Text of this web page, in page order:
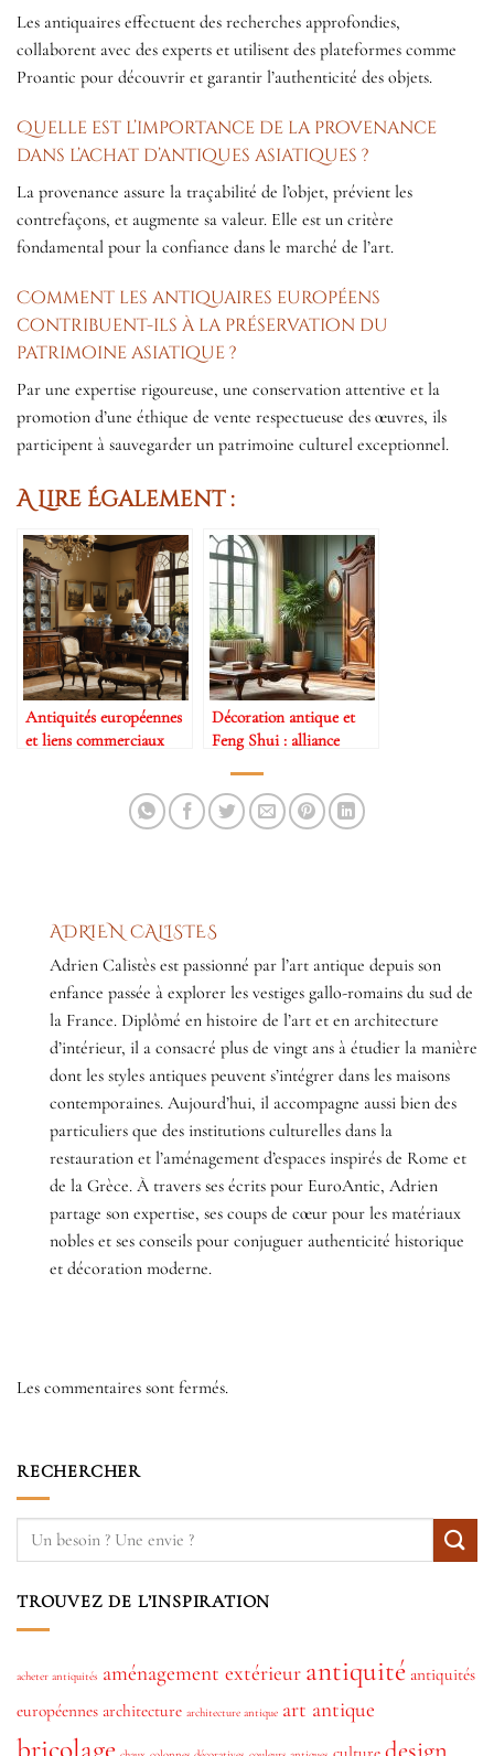
Les antiquaires effectuent des recherches approfondies,
collaborent avec des experts et utilisent des plateformes comme
Proantic pour découvrir et garantir l’authenticité des objets.
Quelle est l’importance de la provenance
dans l’achat d’antiques asiatiques ?
La provenance assure la traçabilité de l’objet, prévient les
contrefaçons, et augmente sa valeur. Elle est un critère
fondamental pour la confiance dans le marché de l’art.
Comment les antiquaires européens
contribuent-ils à la préservation du
patrimoine asiatique ?
Par une expertise rigoureuse, une conservation attentive et la
promotion d’une éthique de vente respectueuse des œuvres, ils
participent à sauvegarder un patrimoine culturel exceptionnel.
A Lire Également :
Antiquités européennes
et liens commerciaux
Décoration antique et
Feng Shui : alliance
ADRIEN CALISTES
Adrien Calistès est passionné par l’art antique depuis son
enfance passée à explorer les vestiges gallo-romains du sud de
la France. Diplômé en histoire de l’art et en architecture
d’intérieur, il a consacré plus de vingt ans à étudier la manière
dont les styles antiques peuvent s’intégrer dans les maisons
contemporaines. Aujourd’hui, il accompagne aussi bien des
particuliers que des institutions culturelles dans la
restauration et l’aménagement d’espaces inspirés de Rome et
de la Grèce. À travers ses écrits pour EuroAntic, Adrien
partage son expertise, ses coups de cœur pour les matériaux
nobles et ses conseils pour conjuguer authenticité historique
et décoration moderne.
Les commentaires sont fermés.
RECHERCHER
TROUVEZ DE L’INSPIRATION
acheter antiquités aménagement extérieur antiquité antiquités
européennes architecture architecture antique art antique
bricolage
design